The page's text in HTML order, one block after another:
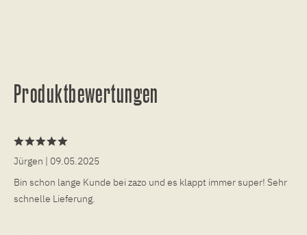
Produktbewertungen
Jürgen | 09.05.2025
Bin schon lange Kunde bei zazo und es klappt immer super! Sehr
schnelle Lieferung.